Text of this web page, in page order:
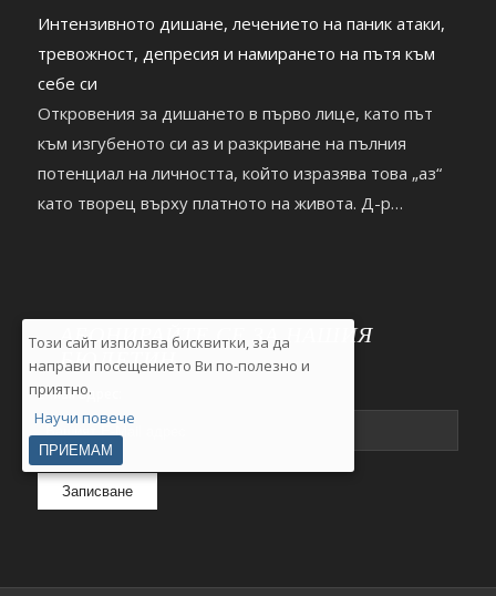
Интензивното дишане, лечението на паник атаки,
тревожност, депресия и намирането на пътя към
себе си
Откровения за дишането в първо лице, като път
към изгубеното си аз и разкриване на пълния
потенциал на личността, който изразява това „аз“
като творец върху платното на живота. Д-р
АБОНИРАЙТЕ СЕ ЗА НАШИЯ
БЮЛЕТИН
E-Mail адрес:
Този сайт използва бисквитки, за да
направи посещението Ви по-полезно и
приятно.
Научи повече
ПРИЕМАМ